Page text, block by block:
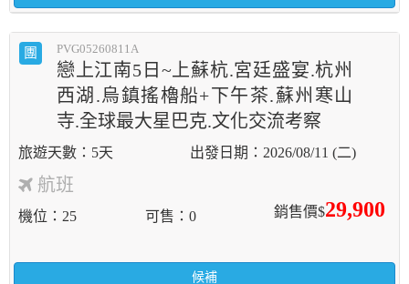
團 PVG05260811A
戀上江南5日~上蘇杭.宮廷盛宴.杭州
西湖.烏鎮搖櫓船+下午茶.蘇州寒山
寺.全球最大星巴克.文化交流考察
5天 2026/08/11 (二)
航班
銷售價$29,900
機位 25 可售 0
候補